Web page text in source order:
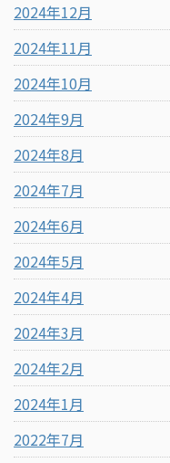
2024年12月
2024年11月
2024年10月
2024年9月
2024年8月
2024年7月
2024年6月
2024年5月
2024年4月
2024年3月
2024年2月
2024年1月
2022年7月